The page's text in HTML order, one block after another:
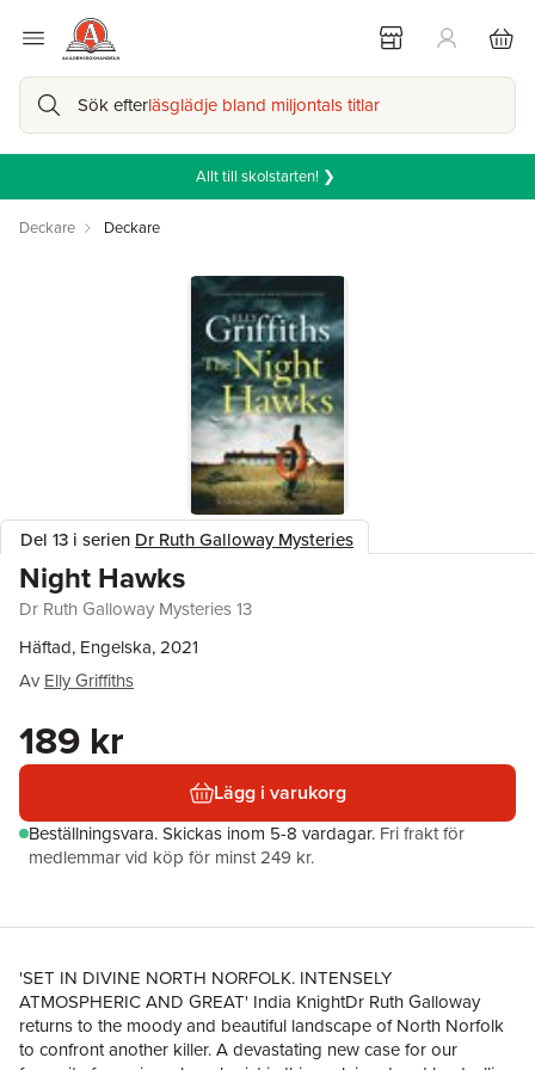
Sök efterläsglädje bland miljontals titlar
Allt till skolstarten! ❯
Deckare Deckare
Del 13 i serien Dr Ruth Galloway Mysteries
Night Hawks
Dr Ruth Galloway Mysteries 13
Häftad, Engelska, 2021
Av Elly Griffiths
189 kr
Lägg i varukorg
Beställningsvara.Skickas inom 5-8 vardagar. Fri frakt för
medlemmar vid köp för minst 249 kr.
'SET IN DIVINE NORTH NORFOLK. INTENSELY
ATMOSPHERIC AND GREAT' India KnightDr Ruth Galloway
returns to the moody and beautiful landscape of North Norfolk
to confront another killer. A devastating new case for our